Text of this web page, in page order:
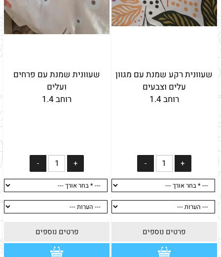
שעוונית רקע שמנת עם מגוון
עלים וצבעים
רוחב 1.4
פרטים נוספים
שעוונית שמנת עם פרחים
ועלים
רוחב 1.4
פרטים נוספים